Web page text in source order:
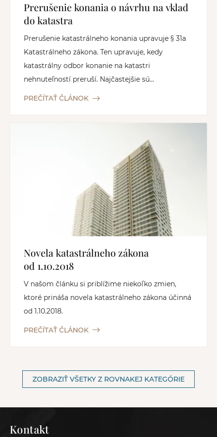
Prerušenie konania o návrhu na vklad
do katastra
Prerušenie katastrálneho konania upravuje § 31a
Katastrálneho zákona. Ten upravuje, kedy
katastrálny odbor konanie na katastri
nehnuteľností preruší. Najčastejšie sú...
PREČÍTAŤ ČLÁNOK
Novela katastrálneho zákona
od 1.10.2018
V našom článku si priblížime niekoľko zmien,
ktoré prináša novela katastrálneho zákona účinná
od 1.10.2018.
PREČÍTAŤ ČLÁNOK
ZOBRAZIŤ VŠETKY Z ROVNAKEJ KATEGÓRIE
Kontakt